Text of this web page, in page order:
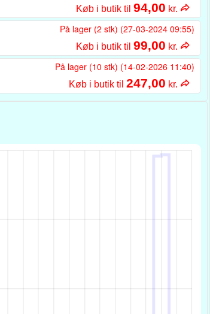
Køb i butik til 94,00 kr.
På lager (2 stk) (27-03-2024 09:55)
Køb i butik til 99,00 kr.
På lager (10 stk) (14-02-2026 11:40)
Køb i butik til 247,00 kr.